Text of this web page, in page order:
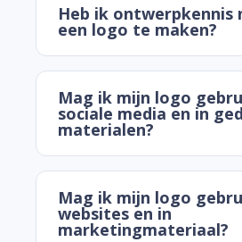
Heb ik ontwerpkennis
een logo te maken?
Mag ik mijn logo
sociale media en in
materialen?
Mag ik mijn logo
websites en in
marketingmateriaal?